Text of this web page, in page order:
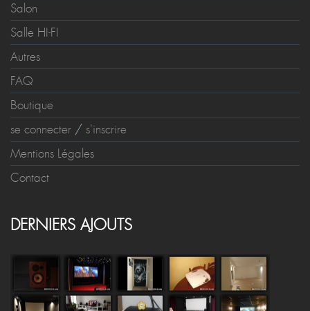
Salon
Salle HI-FI
Autres
FAQ
Boutique
se connecter / s'inscrire
Mentions Légales
Contact
DERNIERS AJOUTS